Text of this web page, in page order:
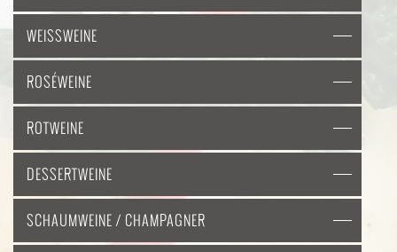
WEISSWEINE
ROSÉWEINE
ROTWEINE
DESSERTWEINE
SCHAUMWEINE / CHAMPAGNER